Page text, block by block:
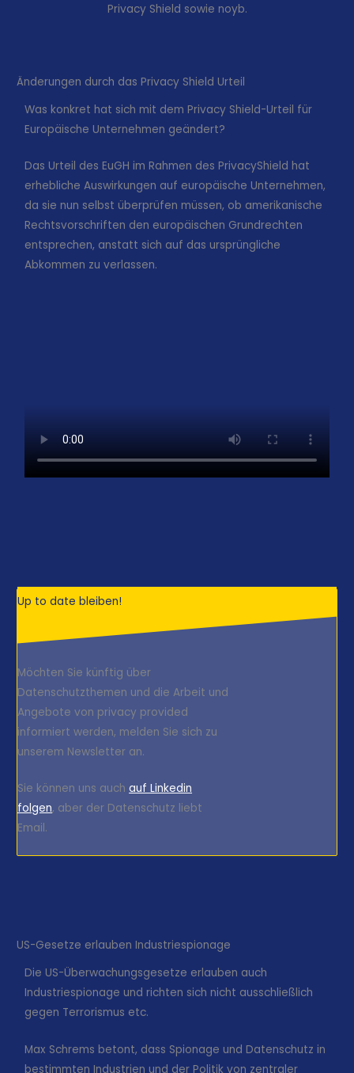
Privacy Shield sowie noyb.
Änderungen durch das Privacy Shield Urteil
Was konkret hat sich mit dem Privacy Shield-Urteil für
Europäische Unternehmen geändert?
Das Urteil des EuGH im Rahmen des PrivacyShield hat
erhebliche Auswirkungen auf europäische Unternehmen,
da sie nun selbst überprüfen müssen, ob amerikanische
Rechtsvorschriften den europäischen Grundrechten
entsprechen, anstatt sich auf das ursprüngliche
Abkommen zu verlassen.
Up to date bleiben!
Möchten Sie künftig über
Datenschutzthemen und die Arbeit und
Angebote von privacy provided
informiert werden, melden Sie sich zu
unserem Newsletter an.
Sie können uns auchauf Linkedin
folgen, aber der Datenschutz liebt
Email.
US-Gesetze erlauben Industriespionage
Die US-Überwachungsgesetze erlauben auch
Industriespionage und richten sich nicht ausschließlich
gegen Terrorismus etc.
Max Schrems betont, dass Spionage und Datenschutz in
bestimmten Industrien und der Politik von zentraler